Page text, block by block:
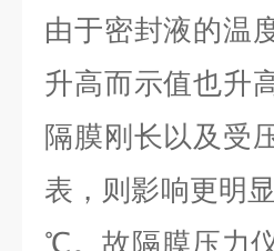
由于密封液的温
升高而示值也升
隔膜刚长以及受
表，则影响更明
℃。故隔膜压力